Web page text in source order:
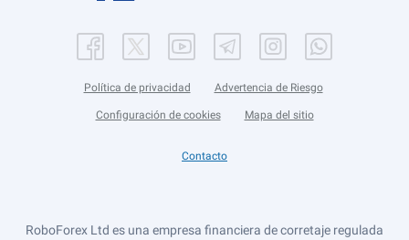
Política de privacidad Advertencia de Riesgo
Configuración de cookies Mapa del sitio
Contacto
RoboForex Ltd es una empresa financiera de corretaje regulada